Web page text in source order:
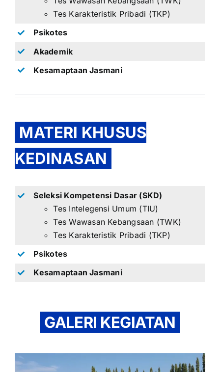
Tes Karakteristik Pribadi (TKP)
Psikotes
Akademik
Kesamaptaan Jasmani
MATERI KHUSUS
KEDINASAN
Seleksi Kompetensi Dasar (SKD)
Tes Intelegensi Umum (TIU)
Tes Wawasan Kebangsaan (TWK)
Tes Karakteristik Pribadi (TKP)
Psikotes
Kesamaptaan Jasmani
GALERI KEGIATAN